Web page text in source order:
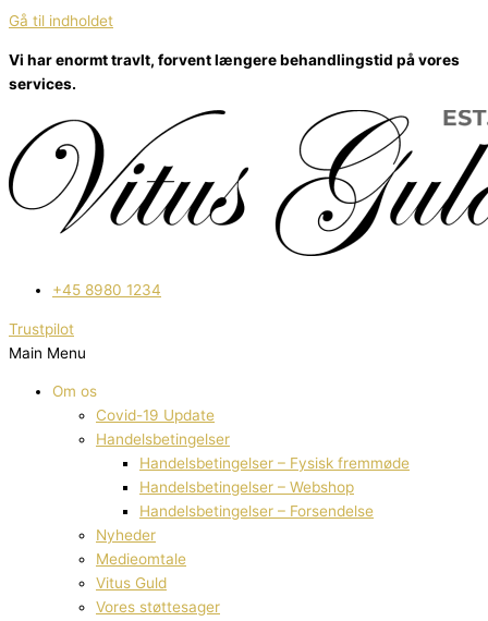
Gå til indholdet
Vi har enormt travlt, forvent længere behandlingstid på vores
services.
+45 8980 1234
Trustpilot
Main Menu
Om os
Covid-19 Update
Handelsbetingelser
Handelsbetingelser – Fysisk fremmøde
Handelsbetingelser – Webshop
Handelsbetingelser – Forsendelse
Nyheder
Medieomtale
Vitus Guld
Vores støttesager